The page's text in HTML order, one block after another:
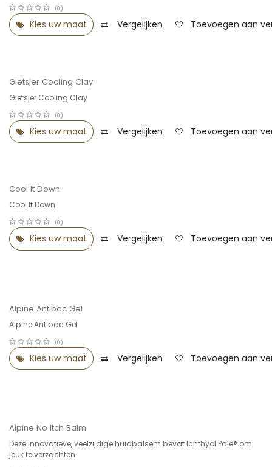
(0)
Kies uw maat Vergelijken Toevoegen aan
OUTLET -30%
Gletsjer Cooling Clay
Gletsjer Cooling Clay
(0)
Kies uw maat Vergelijken Toevoegen aan
Summer Sale -25%
Cool It Down
Cool It Down
(0)
Kies uw maat Vergelijken Toevoegen aan
Alpine Antibac Gel
Alpine Antibac Gel
(0)
Kies uw maat Vergelijken Toevoegen aan
Alpine No Itch Balm
Deze innovatieve, veelzijdige huidbalsem bevat Ichthyol Pale® om
jeuk te verzachten.